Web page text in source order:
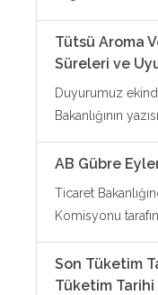
Tütsü Aroma
Süreleri ve
Duyurumuz
Bakanlığının
AB Gübre
Ticaret
Komisyonu
Son Tüketim
Tüketim